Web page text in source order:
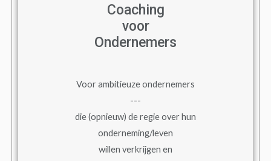
Coaching
voor
Ondernemers
Voor ambitieuze ondernemers
---
die (opnieuw) de regie over hun
onderneming/leven
willen verkrijgen en